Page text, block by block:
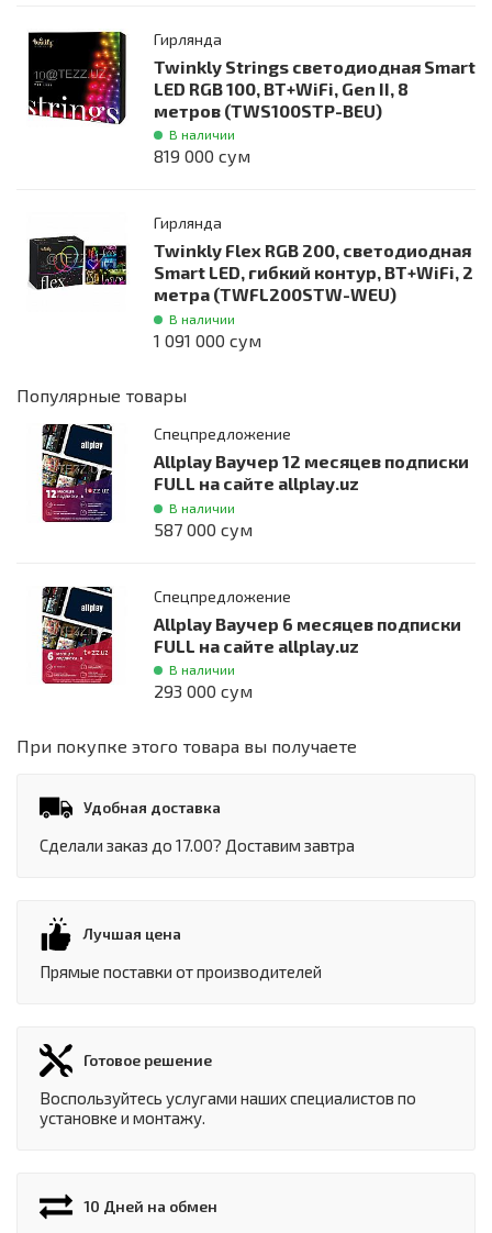
Гирлянда
Twinkly Strings светодиодная Smart
LED RGB 100, BT+WiFi, Gen II, 8
метров (TWS100STP-BEU)
В наличии
819 000 сум
Гирлянда
Twinkly Flex RGB 200, светодиодная
Smart LED, гибкий контур, BT+WiFi, 2
метра (TWFL200STW-WEU)
В наличии
1 091 000 сум
Популярные товары
Спецпредложение
Allplay Ваучер 12 месяцев подписки
FULL на сайте allplay.uz
В наличии
587 000 сум
Спецпредложение
Allplay Ваучер 6 месяцев подписки
FULL на сайте allplay.uz
В наличии
293 000 сум
При покупке этого товара вы получаете
Удобная доставка
Сделали заказ до 17.00? Доставим завтра
Лучшая цена
Прямые поставки от производителей
Готовое решение
Воспользуйтесь услугами наших специалистов по
установке и монтажу.
10 Дней на обмен